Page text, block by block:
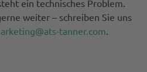
ein technisches Problem.
weiter – schreiben Sie uns
tanner.com